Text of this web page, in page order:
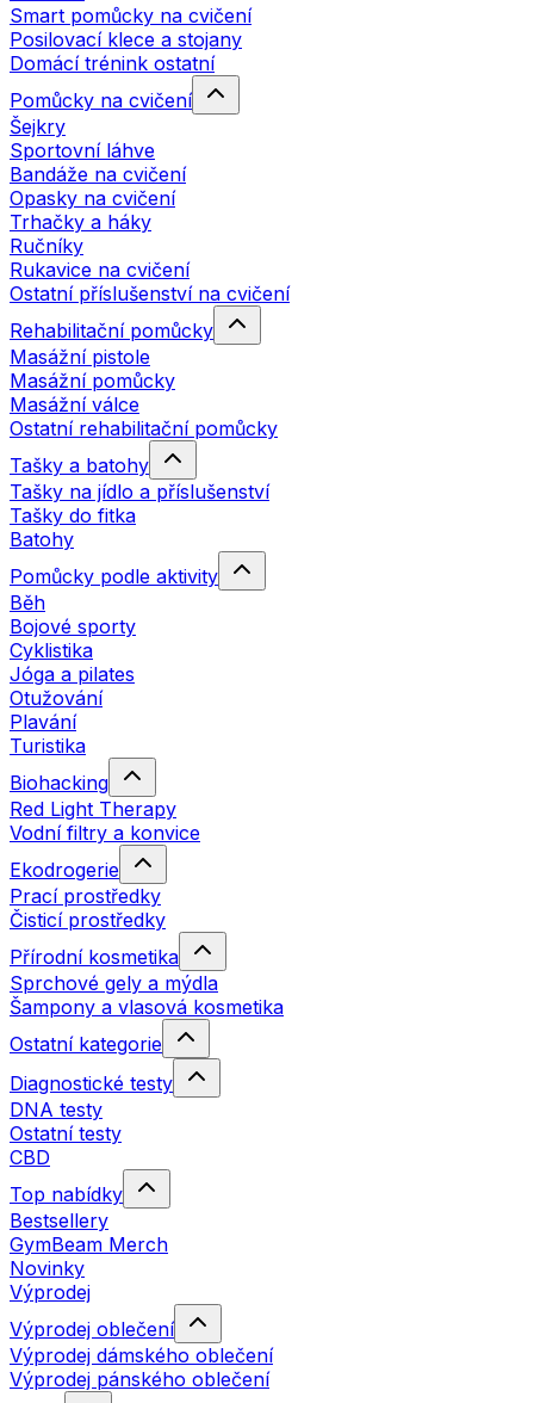
Smart pomůcky na cvičení
Posilovací klece a stojany
Domácí trénink ostatní
Pomůcky na cvičení
Šejkry
Sportovní láhve
Bandáže na cvičení
Opasky na cvičení
Trhačky a háky
Ručníky
Rukavice na cvičení
Ostatní příslušenství na cvičení
Rehabilitační pomůcky
Masážní pistole
Masážní pomůcky
Masážní válce
Ostatní rehabilitační pomůcky
Tašky a batohy
Tašky na jídlo a příslušenství
Tašky do fitka
Batohy
Pomůcky podle aktivity
Běh
Bojové sporty
Cyklistika
Jóga a pilates
Otužování
Plavání
Turistika
Biohacking
Red Light Therapy
Vodní filtry a konvice
Ekodrogerie
Prací prostředky
Čisticí prostředky
Přírodní kosmetika
Sprchové gely a mýdla
Šampony a vlasová kosmetika
Ostatní kategorie
Diagnostické testy
DNA testy
Ostatní testy
CBD
Top nabídky
Bestsellery
GymBeam Merch
Novinky
Výprodej
Výprodej oblečení
Výprodej dámského oblečení
Výprodej pánského oblečení